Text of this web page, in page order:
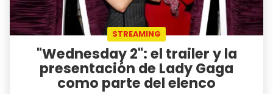
STREAMING
"Wednesday 2": el trailer y la
presentación de Lady Gaga
como parte del elenco